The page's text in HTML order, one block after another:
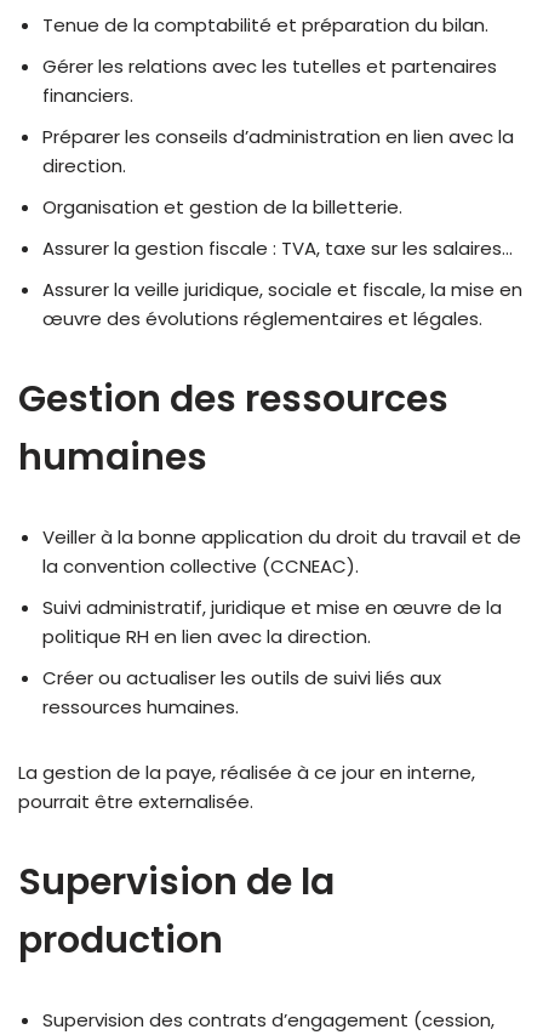
Tenue de la comptabilité et préparation du bilan.
Gérer les relations avec les tutelles et partenaires
financiers.
Préparer les conseils d’administration en lien avec la
direction.
Organisation et gestion de la billetterie.
Assurer la gestion fiscale : TVA, taxe sur les salaires…
Assurer la veille juridique, sociale et fiscale, la mise en
œuvre des évolutions réglementaires et légales.
Gestion des ressources
humaines
Veiller à la bonne application du droit du travail et de
la convention collective (CCNEAC).
Suivi administratif, juridique et mise en œuvre de la
politique RH en lien avec la direction.
Créer ou actualiser les outils de suivi liés aux
ressources humaines.
La gestion de la paye, réalisée à ce jour en interne,
pourrait être externalisée.
Supervision de la
production
Supervision des contrats d’engagement (cession,